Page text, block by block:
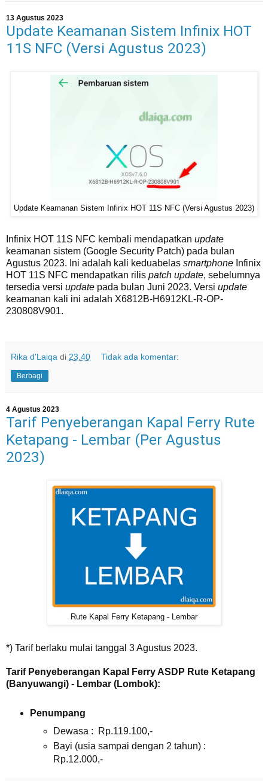
13 Agustus 2023
Update Keamanan Sistem Infinix HOT
11S NFC (Versi Agustus 2023)
Update Keamanan Sistem Infinix HOT 11S NFC (Versi Agustus 2023)
Infinix HOT 11S NFC kembali mendapatkan update
keamanan sistem (Google Security Patch) pada bulan
Agustus 2023. Ini adalah kali keduabelas smartphone Infinix
HOT 11S NFC mendapatkan rilis patch update, sebelumnya
tersedia versi update pada bulan Juni 2023. Versi update
keamanan kali ini adalah X6812B-H6912KL-R-OP-
230808V901.
Rika d'Laiqa di 23.40 Tidak ada komentar:
Berbagi
4 Agustus 2023
Tarif Penyeberangan Kapal Ferry Rute
Ketapang - Lembar (Per Agustus
2023)
Rute Kapal Ferry Ketapang - Lembar
*) Tarif berlaku mulai tanggal 3 Agustus 2023.
Tarif Penyeberangan Kapal Ferry ASDP Rute Ketapang
(Banyuwangi) - Lembar (Lombok):
Penumpang
Dewasa : Rp.119.100,-
Bayi (usia sampai dengan 2 tahun) :
Rp.12.000,-